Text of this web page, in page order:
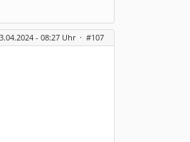
- 08:27 Uhr · #107